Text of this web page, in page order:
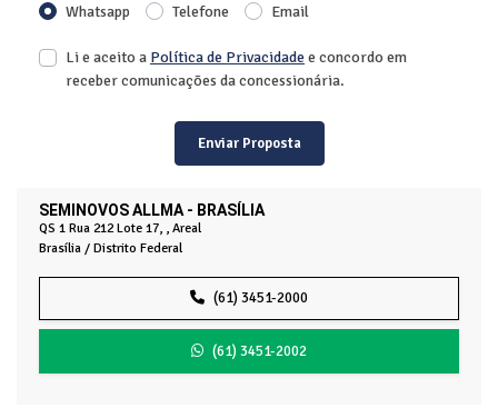
SEMINOVOS ALLMA - BRASÍLIA
QS 1 Rua 212 Lote 17, , Areal
Brasília / Distrito Federal
(61) 3451-2000
(61) 3451-2002
Whatsapp
Telefone Email
Li e aceito a Política de Privacidadee concordo em
receber comunicações da concessionária.
Enviar Proposta